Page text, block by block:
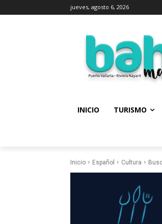
jueves, agosto 6, 2026
INICIO TURISMO
Inicio Español Cultura